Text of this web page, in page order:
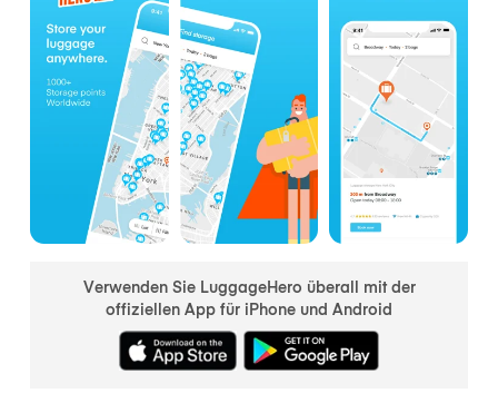
Verwenden Sie LuggageHero überall mit der
offiziellen App für iPhone und Android